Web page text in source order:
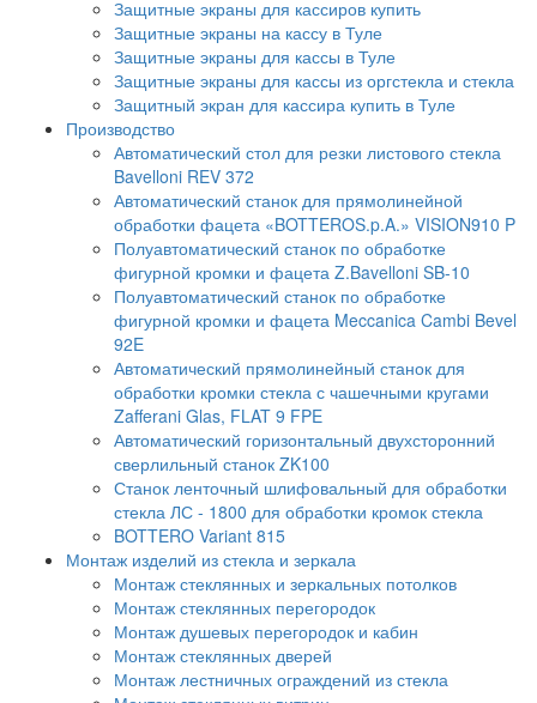
Защитные экраны для кассиров купить
Защитные экраны на кассу в Туле
Защитные экраны для кассы в Туле
Защитные экраны для кассы из оргстекла и стекла
Защитный экран для кассира купить в Туле
Производство
Автоматический стол для резки листового стекла
Bavelloni REV 372
Автоматический станок для прямолинейной
обработки фацета «BOTTEROS.p.A.» VISION910 P
Полуавтоматический станок по обработке
фигурной кромки и фацета Z.Bavelloni SB-10
Полуавтоматический станок по обработке
фигурной кромки и фацета Meccanica Cambi Bevel
92E
Автоматический прямолинейный станок для
обработки кромки стекла с чашечными кругами
Zafferani Glas, FLAT 9 FPE
Автоматический горизонтальный двухсторонний
сверлильный станок ZK100
Станок ленточный шлифовальный для обработки
стекла ЛС - 1800 для обработки кромок стекла
BOTTERO Variant 815
Монтаж изделий из стекла и зеркала
Монтаж стеклянных и зеркальных потолков
Монтаж стеклянных перегородок
Монтаж душевых перегородок и кабин
Монтаж стеклянных дверей
Монтаж лестничных ограждений из стекла